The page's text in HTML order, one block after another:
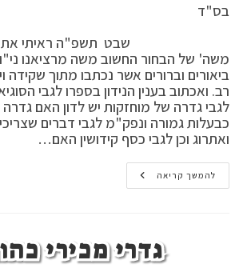
בס"ד
שבט תשפ"ה ראיתי את
משה' של הבחור החשוב משה מרציאנו ני"ו
ביאורים וברורים אשר נכתבו מתוך שקידה
רב. ואכתוב בענין הנידון בספרו לגבי
לגבי גדרה של מוחזקות יש לדון האם
כבעלות גמורה ונפק"מ לגבי דברים
ואתרוג וכן לגבי כסף קידושין האם…
להמשך קריאה גדרי
מוחזקות
גדרי מכירי